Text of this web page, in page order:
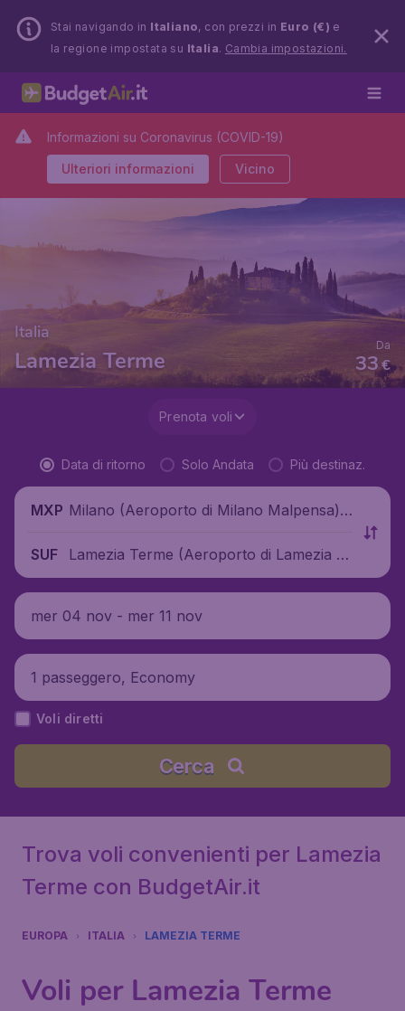
Stai navigando in Italiano, con prezzi in Euro (€) e
la regione impostata su Italia. Cambia impostazioni.
Informazioni su Coronavirus (COVID-19)
Ulteriori informazioni Vicino
Italia
Lamezia Terme €
33
Da
Prenota voli
Data di ritorno Solo Andata Più destinaz.
MXP Milano (Aeroporto di Milano Malpensa),
SUF
Lamezia Terme (Aeroporto di Lamezia T
erme "Sant'Eufemia"), Italia
mer 04 nov - mer 11 nov
1 passeggero, Economy
Voli diretti
Cerca
Trova voli convenienti per Lamezia
Terme con BudgetAir.it
EUROPA ITALIA LAMEZIA TERME
Voli per Lamezia Terme